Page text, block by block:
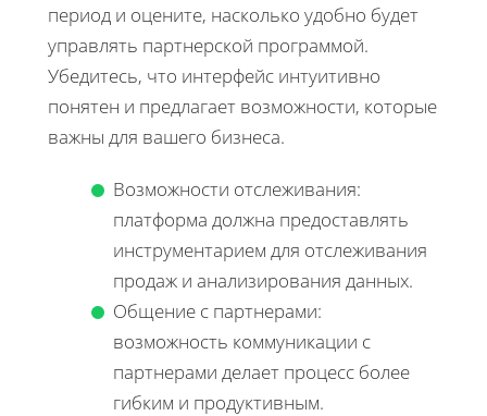
период и оцените, насколько удобно будет
управлять партнерской программой.
Убедитесь, что интерфейс интуитивно
понятен и предлагает возможности, которые
важны для вашего бизнеса.
Возможности отслеживания:
платформа должна предоставлять
инструментарием для отслеживания
продаж и анализирования данных.
Общение с партнерами:
возможность коммуникации с
партнерами делает процесс более
гибким и продуктивным.